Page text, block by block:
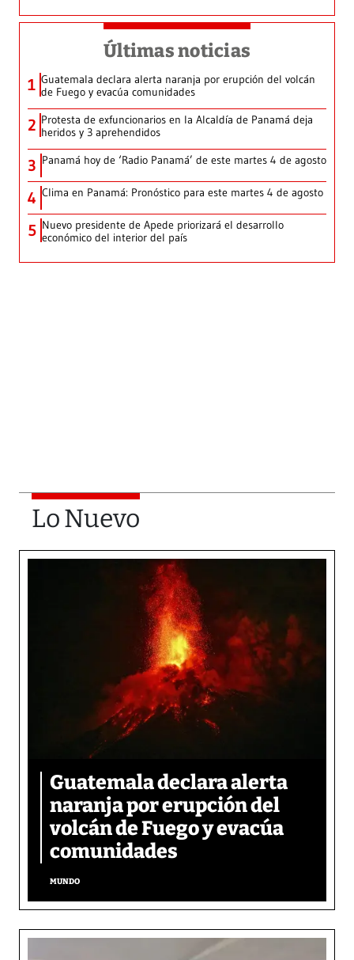
Últimas noticias
1 Guatemala declara alerta naranja por erupción del volcán
de Fuego y evacúa comunidades
2 Protesta de exfuncionarios en la Alcaldía de Panamá deja
heridos y 3 aprehendidos
3 Panamá hoy de ‘Radio Panamá’ de este martes 4 de agosto
4 Clima en Panamá: Pronóstico para este martes 4 de agosto
5 Nuevo presidente de Apede priorizará el desarrollo
económico del interior del país
Lo Nuevo
Guatemala declara alerta
naranja por erupción del
volcán de Fuego y evacúa
comunidades
MUNDO